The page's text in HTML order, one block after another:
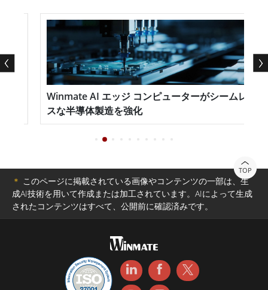
り、視認性と可読性が重要となる屋外または過酷な環境
での使用に最適です。 GC シリーズは高度にカスタマイ
ズ可能で、プロセッサ、メモリ、ストレージ、オペレー
ティング システムのオプションが用意されているため、
パネル コンピュータを特定の要件に合わせて調整できま
す。コンパクトな設計と VESA マウント機能により取り
付けが簡単になり、オプションの PCI または PCIe 拡張
スロットによりさらなる柔軟性と機能が提供されます。
Winmate では、産業用アプリケーションにおける信頼性
と耐久性に優れたパネル コンピューターの重要性を理解
しています。そのため、当社は、お客様の固有のニーズ
を満たすよう設計された、GC シリーズを含む包括的な
ヘビーデューティーパネルコンピュータを提供していま
す。品質と顧客サービスに対する当社の取り組みによ
り、産業用コンピューティングのニーズに自信を持って
Winmate AI エッジ コンピューターがシームレ
スな半導体製造を強化
TOP
＊ このページに掲載されている画像やコンテンツの一部は、生
成AI技術を用いて作成または加工されています。AIによって生成
されたコンテンツはすべて、公開前に確認済みです。